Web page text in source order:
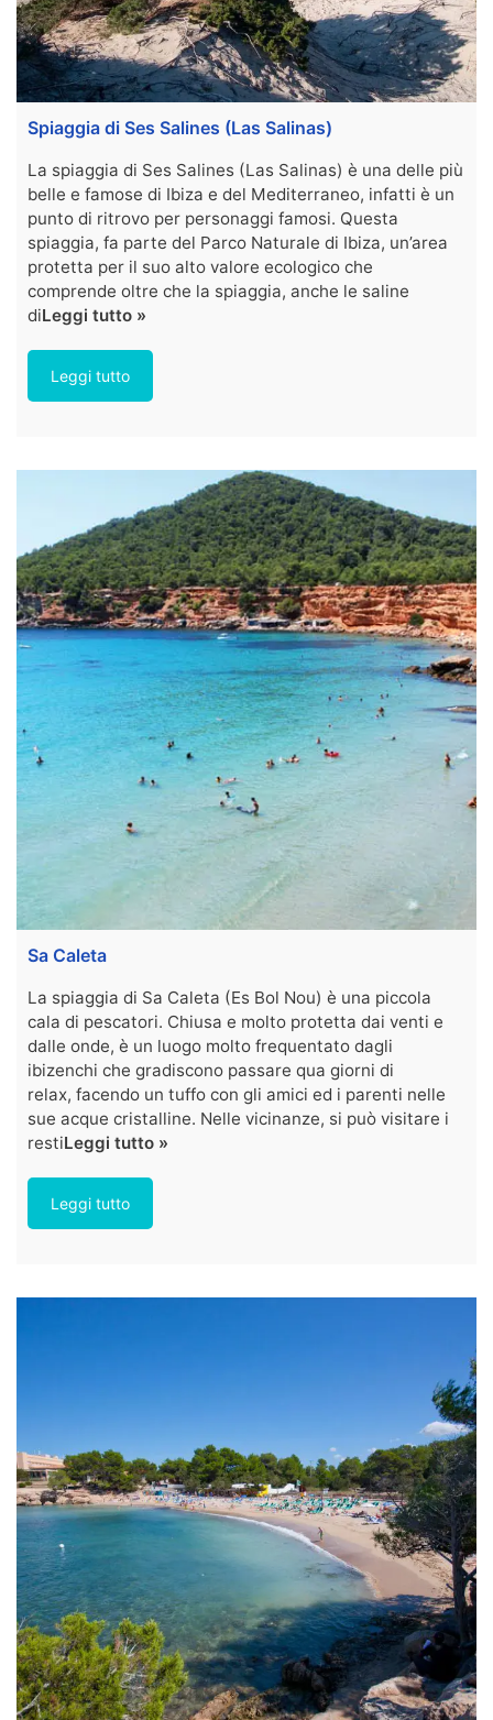
Spiaggia di Ses Salines (Las Salinas)
La spiaggia di Ses Salines (Las Salinas) è una delle più
belle e famose di Ibiza e del Mediterraneo, infatti è un
punto di ritrovo per personaggi famosi. Questa
spiaggia, fa parte del Parco Naturale di Ibiza, un’area
protetta per il suo alto valore ecologico che
comprende oltre che la spiaggia, anche le saline
diLeggi tutto »
Leggi tutto
Sa Caleta
La spiaggia di Sa Caleta (Es Bol Nou) è una piccola
cala di pescatori. Chiusa e molto protetta dai venti e
dalle onde, è un luogo molto frequentato dagli
ibizenchi che gradiscono passare qua giorni di
relax, facendo un tuffo con gli amici ed i parenti nelle
sue acque cristalline. Nelle vicinanze, si può visitare i
restiLeggi tutto »
Leggi tutto